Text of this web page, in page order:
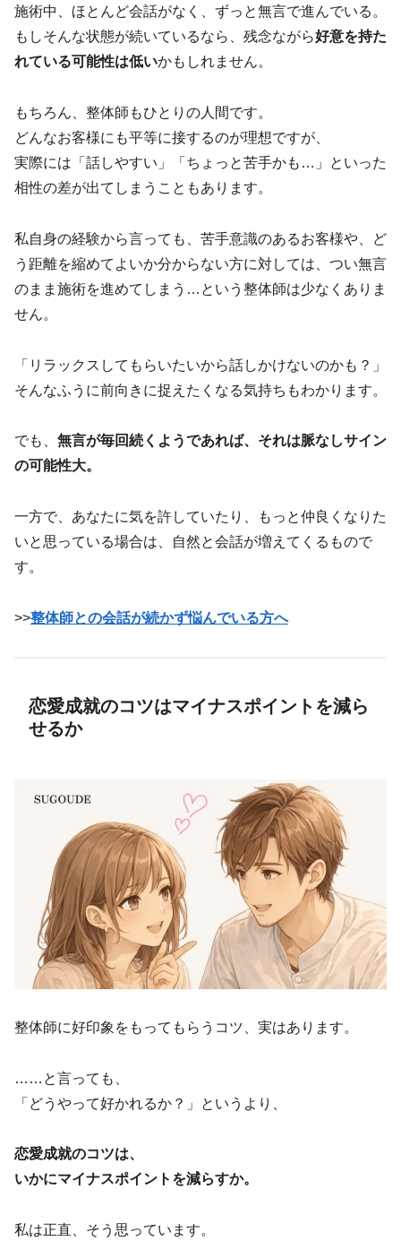
施術中、ほとんど会話がなく、ずっと無言で進んでいる。
もしそんな状態が続いているなら、残念ながら好意を持た
れている可能性は低いかもしれません。
もちろん、整体師もひとりの人間です。
どんなお客様にも平等に接するのが理想ですが、
実際には「話しやすい」「ちょっと苦手かも…」といった
相性の差が出てしまうこともあります。
私自身の経験から言っても、苦手意識のあるお客様や、ど
う距離を縮めてよいか分からない方に対しては、つい無言
のまま施術を進めてしまう…という整体師は少なくありま
せん。
「リラックスしてもらいたいから話しかけないのかも？」
そんなふうに前向きに捉えたくなる気持ちもわかります。
でも、 無言が毎回続くようであれば、それは脈なしサイン
の可能性大。
一方で、あなたに気を許していたり、もっと仲良くなりた
いと思っている場合は、自然と会話が増えてくるもので
す。
>>整体師との会話が続かず悩んでいる方へ
恋愛成就のコツはマイナスポイントを減ら
せるか
整体師に好印象をもってもらうコツ、実はあります。
……と言っても、
「どうやって好かれるか？」というより、
恋愛成就のコツは、
いかにマイナスポイントを減らすか。
私は正直、そう思っています。